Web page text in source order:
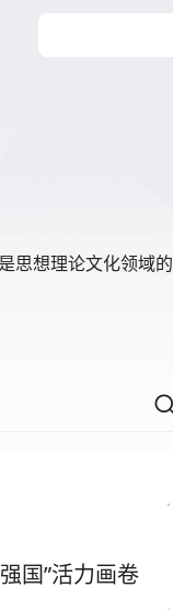
思想理论文化领域的
国”活力画卷